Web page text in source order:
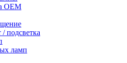
OEM
подсветка
ламп